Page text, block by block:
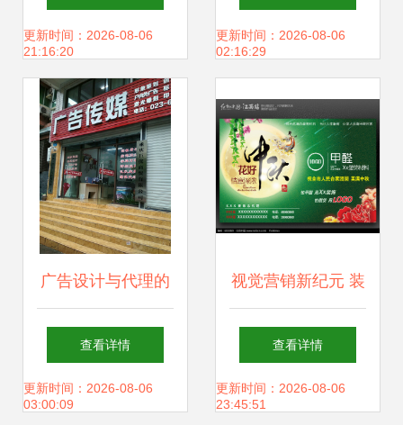
装之美，用创意引
领视觉风尚
更新时间：2026-08-06
21:16:20
适并蓄的理想时代
更新时间：2026-08-06
02:16:29
广告设计与代理的
艺术 打造品牌视觉
的核心力量
查看详情
更新时间：2026-08-06
03:00:09
视觉营销新纪元 装
饰材料广告设计的
风格与策略
查看详情
更新时间：2026-08-06
23:45:51